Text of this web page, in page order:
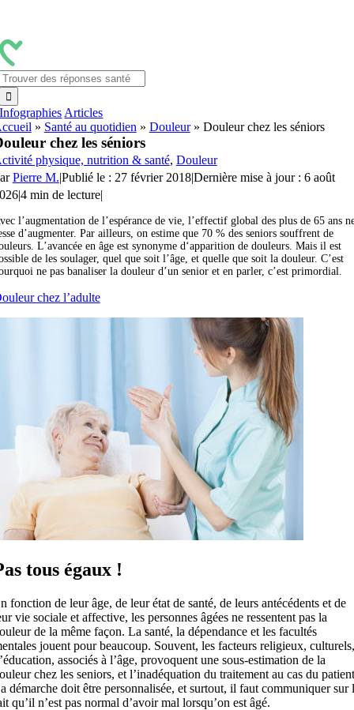
contenu
Infographies Articles
» Santé au quotidien » Douleur» Douleur chez les séniors
chez les séniors
physique, nutrition & santé, Douleur
Pierre M.|Publié le : 27 février 2018|Dernière mise à jour : 6 août
|4 min de lecture|
l’augmentation de l’espérance de vie, l’effectif global des plus de 65 ans
d’augmenter. Par ailleurs, on estime que 70 % des seniors souffrent de
L’avancée en âge est synonyme d‘apparition de douleurs. Mais il est
de les soulager, quel que soit l’âge, et quelle que soit la douleur. C’est
ne pas banaliser la douleur d’un senior et en parler, c’est primordial.
chez l’adulte
tous égaux !
fonction de leur âge, de leur état de santé, de leurs antécédents et de
vie sociale et affective, les personnes âgées ne ressentent pas la
de la même façon. La santé, la dépendance et les facultés
jouent pour beaucoup. Souvent, les facteurs religieux, culturels,
associés à l’âge, provoquent une sous-estimation de la
chez les seniors, et l’inadéquation du traitement au cas du
démarche doit être personnalisée, et surtout, il faut communiquer sur
qu’il n’est pas normal d’avoir mal lorsqu’on est âgé.